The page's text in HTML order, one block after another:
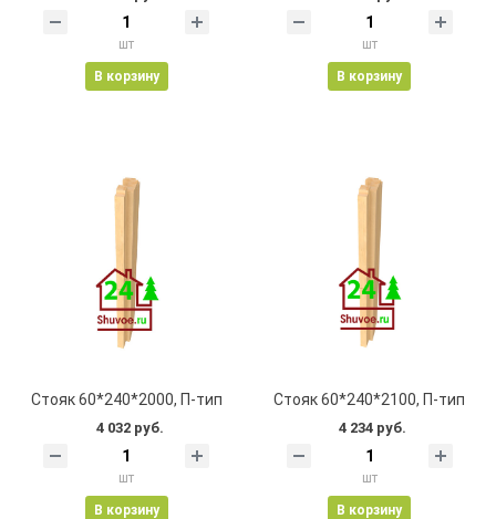
шт
В корзину
шт
В корзину
Стояк 60*240*2000, П-тип
4 032 руб.
шт
В корзину
Стояк 60*240*2100, П-тип
4 234 руб.
шт
В корзину